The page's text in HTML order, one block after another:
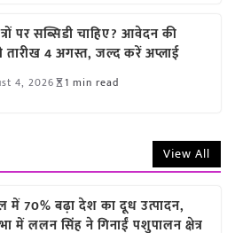
पर सब्सिडी चाहिए? आवेदन की
तारीख 4 अगस्त, जल्द करें अप्लाई
4, 2026 1 min read
View All
में 70% बढ़ा देश का दूध उत्पादन,
में ललन सिंह ने गिनाईं पशुपालन क्षेत्र